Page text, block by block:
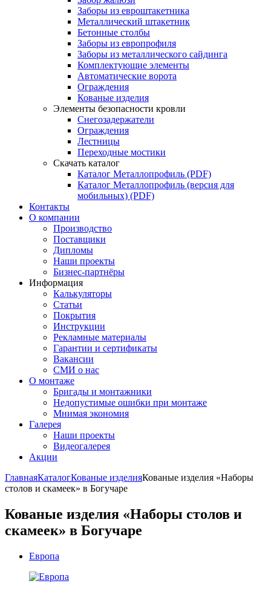
Заборы из евроштакетника
Металлический штакетник
Бетонные столбы
Заборы из европрофиля
Заборы из металлического сайдинга
Комплектующие элементы
Автоматические ворота
Ограждения
Кованые изделия
Элементы безопасности кровли
Снегозадержатели
Ограждения
Лестницы
Переходные мостики
Скачать каталог
Каталог Металлопрофиль (PDF)
Каталог Металлопрофиль (версия для
мобильных) (PDF)
Контакты
О компании
Производство
Поставщики
Дипломы
Наши проекты
Бизнес-партнёры
Информация
Калькуляторы
Статьи
Покрытия
Инструкции
Рекламные материалы
Гарантии и сертификаты
Вакансии
СМИ о нас
О монтаже
Бригады и монтажники
Недопустимые ошибки при монтаже
Мнимая экономия
Галерея
Наши проекты
Видеогалерея
Акции
ГлавнаяКаталогКованые изделияКованые изделия «Наборы
столов и скамеек» в Богучаре
Кованые изделия «Наборы столов и
скамеек» в Богучаре
Европа